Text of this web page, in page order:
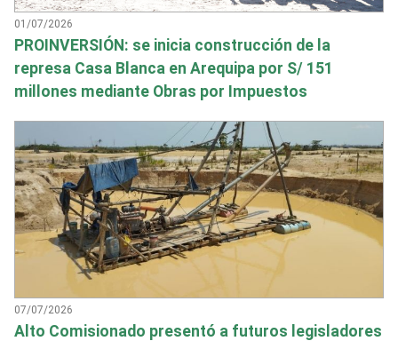
01/07/2026
PROINVERSIÓN: se inicia construcción de la
represa Casa Blanca en Arequipa por S/ 151
millones mediante Obras por Impuestos
07/07/2026
Alto Comisionado presentó a futuros legisladores